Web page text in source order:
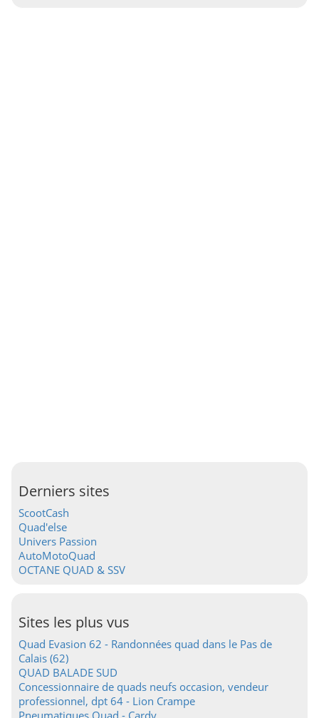
Derniers sites
ScootCash
Quad'else
Univers Passion
AutoMotoQuad
OCTANE QUAD & SSV
Sites les plus vus
Quad Evasion 62 - Randonnées quad dans le Pas de
Calais (62)
QUAD BALADE SUD
Concessionnaire de quads neufs occasion, vendeur
professionnel, dpt 64 - Lion Crampe
Pneumatiques Quad - Cardy